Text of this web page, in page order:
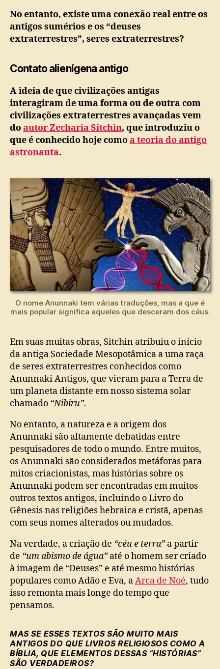
No entanto, existe uma conexão real entre os
antigos sumérios e os “deuses
extraterrestres”, seres extraterrestres?
Contato alienígena antigo
A ideia de que civilizações antigas
interagiram de uma forma ou de outra com
civilizações extraterrestres avançadas vem
doautor Zecharia Sitchin, que introduziu o
que é conhecido hoje comoa teoria do antigo
astronauta.
O nome Anunnaki tem várias traduções, mas a que é
mais popular significa aqueles que desceram dos céus.
Em suas muitas obras, Sitchin atribuiu o início
da antiga Sociedade Mesopotâmica a uma raça
de seres extraterrestres conhecidos como
Anunnaki Antigos, que vieram para a Terra de
um planeta distante em nosso sistema solar
chamado “Nibiru”.
No entanto, a natureza e a origem dos
Anunnaki são altamente debatidas entre
pesquisadores de todo o mundo. Entre muitos,
os Anunnaki são considerados metáforas para
mitos criacionistas, mas histórias sobre os
Anunnaki podem ser encontradas em muitos
outros textos antigos, incluindo o Livro do
Gênesis nas religiões hebraica e cristã, apenas
com seus nomes alterados ou mudados.
Na verdade, a criação de “céu e terra”a partir
de “um abismo de água”até o homem ser criado
à imagem de “Deuses” e até mesmo histórias
populares como Adão e Eva, aArca de Noé, tudo
isso remonta mais longe do tempo que
pensamos.
MAS SE ESSES TEXTOS SÃO MUITO MAIS
ANTIGOS DO QUE LIVROS RELIGIOSOS COMO A
BÍBLIA, QUE ELEMENTOS DESSAS “HISTÓRIAS”
SÃO VERDADEIROS?